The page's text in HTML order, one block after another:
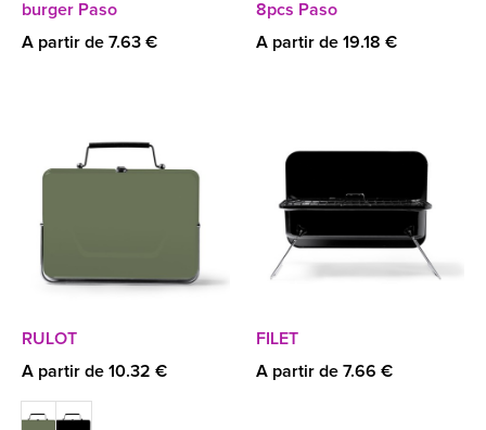
burger Paso
A partir de 7.63 €
8pcs Paso
A partir de 19.18 €
RULOT
A partir de 10.32 €
FILET
A partir de 7.66 €